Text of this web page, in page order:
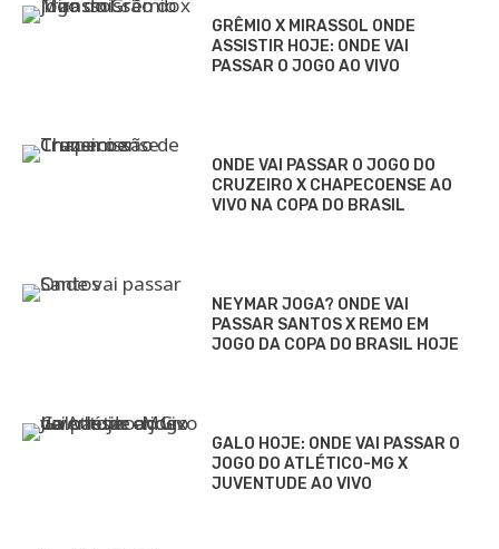
GRÊMIO X MIRASSOL ONDE
ASSISTIR HOJE: ONDE VAI
PASSAR O JOGO AO VIVO
ONDE VAI PASSAR O JOGO DO
CRUZEIRO X CHAPECOENSE AO
VIVO NA COPA DO BRASIL
NEYMAR JOGA? ONDE VAI
PASSAR SANTOS X REMO EM
JOGO DA COPA DO BRASIL HOJE
GALO HOJE: ONDE VAI PASSAR O
JOGO DO ATLÉTICO-MG X
JUVENTUDE AO VIVO